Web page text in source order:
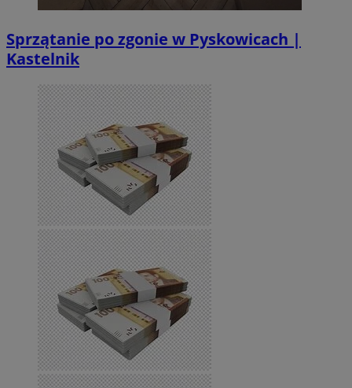
Sprzątanie po zgonie w Pyskowicach |
Kastelnik